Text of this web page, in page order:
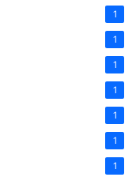
1
1
1
1
1
1
1